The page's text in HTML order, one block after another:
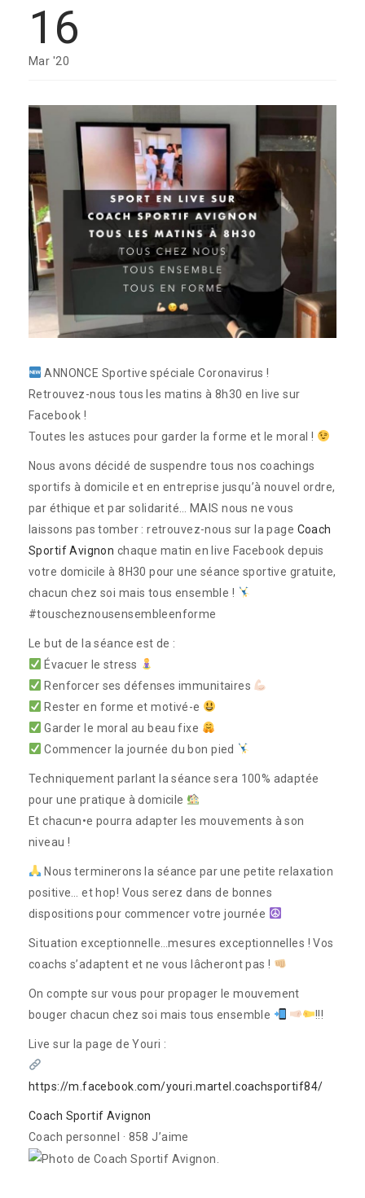
16
Mar '20
ANNONCE Sportive spéciale Coronavirus !
Retrouvez-nous tous les matins à 8h30 en live sur
Facebook !
Toutes les astuces pour garder la forme et le moral !
Nous avons décidé de suspendre tous nos coachings
sportifs à domicile et en entreprise jusqu’à nouvel ordre,
par éthique et par solidarité… MAIS nous ne vous
laissons pas tomber : retrouvez-nous sur la page Coach
Sportif Avignon chaque matin en live Facebook depuis
votre domicile à 8H30 pour une séance sportive gratuite,
chacun chez soi mais tous ensemble !
#touscheznousensembleenforme
Le but de la séance est de :
Évacuer le stress
Renforcer ses défenses immunitaires
Rester en forme et motivé-e
Garder le moral au beau fixe
Commencer la journée du bon pied
Techniquement parlant la séance sera 100% adaptée
pour une pratique à domicile
Et chacun•e pourra adapter les mouvements à son
niveau !
Nous terminerons la séance par une petite relaxation
positive… et hop! Vous serez dans de bonnes
dispositions pour commencer votre journée
Situation exceptionnelle…mesures exceptionnelles ! Vos
coachs s’adaptent et ne vous lâcheront pas !
On compte sur vous pour propager le mouvement
bouger chacun chez soi mais tous ensemble
!!!
Live sur la page de Youri :
https://m.facebook.com/youri.martel.coachsportif84/
Coach Sportif Avignon
Coach personnel
· 858 J’aime